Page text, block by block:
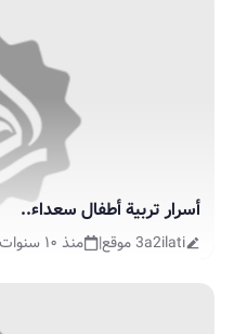
أسرار تربية أطفال سعداء..
3a2ilati موقع | منذ ١٠ سنوات